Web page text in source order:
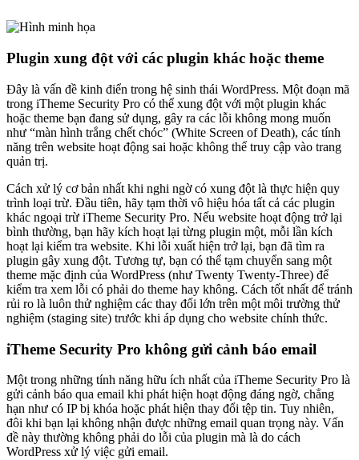
Plugin xung đột với các plugin khác hoặc theme
Đây là vấn đề kinh điển trong hệ sinh thái WordPress. Một đoạn mã
trong iTheme Security Pro có thể xung đột với một plugin khác
hoặc theme bạn đang sử dụng, gây ra các lỗi không mong muốn
như “màn hình trắng chết chóc” (White Screen of Death), các tính
năng trên website hoạt động sai hoặc không thể truy cập vào trang
quản trị.
Cách xử lý cơ bản nhất khi nghi ngờ có xung đột là thực hiện quy
trình loại trừ. Đầu tiên, hãy tạm thời vô hiệu hóa tất cả các plugin
khác ngoại trừ iTheme Security Pro. Nếu website hoạt động trở lại
bình thường, bạn hãy kích hoạt lại từng plugin một, mỗi lần kích
hoạt lại kiểm tra website. Khi lỗi xuất hiện trở lại, bạn đã tìm ra
plugin gây xung đột. Tương tự, bạn có thể tạm chuyển sang một
theme mặc định của WordPress (như Twenty Twenty-Three) để
kiểm tra xem lỗi có phải do theme hay không. Cách tốt nhất để tránh
rủi ro là luôn thử nghiệm các thay đổi lớn trên một môi trường thử
nghiệm (staging site) trước khi áp dụng cho website chính thức.
iTheme Security Pro không gửi cảnh báo email
Một trong những tính năng hữu ích nhất của iTheme Security Pro là
gửi cảnh báo qua email khi phát hiện hoạt động đáng ngờ, chẳng
hạn như có IP bị khóa hoặc phát hiện thay đổi tệp tin. Tuy nhiên,
đôi khi bạn lại không nhận được những email quan trọng này. Vấn
đề này thường không phải do lỗi của plugin mà là do cách
WordPress xử lý việc gửi email.